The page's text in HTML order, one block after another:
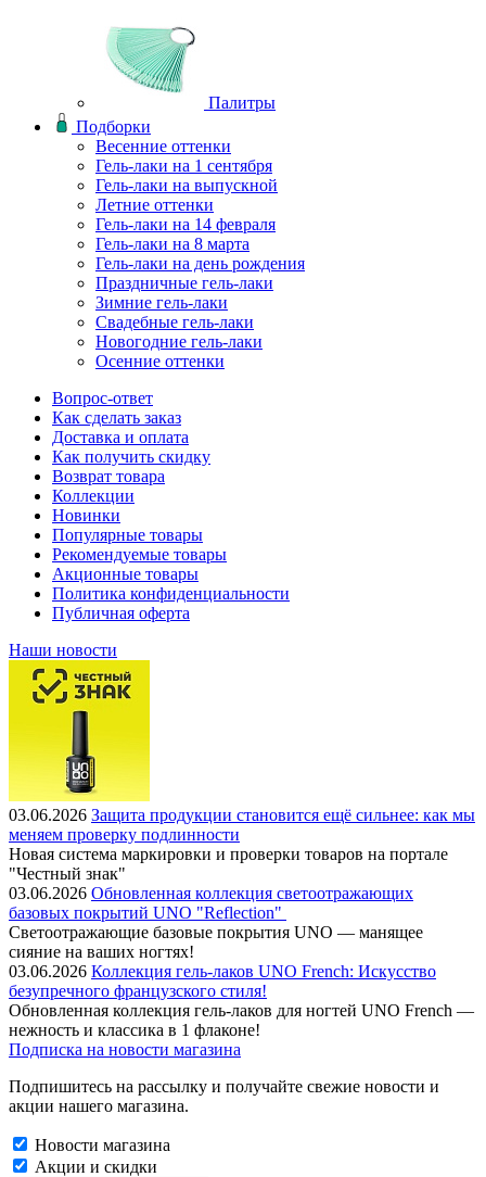
Палитры
Подборки
Весенние оттенки
Гель-лаки на 1 сентября
Гель-лаки на выпускной
Летние оттенки
Гель-лаки на 14 февраля
Гель-лаки на 8 марта
Гель-лаки на день рождения
Праздничные гель-лаки
Зимние гель-лаки
Свадебные гель-лаки
Новогодние гель-лаки
Осенние оттенки
Вопрос-ответ
Как сделать заказ
Доставка и оплата
Как получить скидку
Возврат товара
Коллекции
Новинки
Популярные товары
Рекомендуемые товары
Акционные товары
Политика конфиденциальности
Публичная оферта
Наши новости
03.06.2026 Защита продукции становится ещё сильнее: как мы
меняем проверку подлинности
Новая система маркировки и проверки товаров на портале
"Честный знак"
03.06.2026 Обновленная коллекция светоотражающих
базовых покрытий UNO "Reflection"
Cветоотражающие базовые покрытия UNO — манящее
сияние на ваших ногтях!
03.06.2026 Коллекция гель-лаков UNO French: Искусство
безупречного французского стиля!
Обновленная коллекция гель-лаков для ногтей UNO French —
нежность и классика в 1 флаконе!
Подписка на новости магазина
Подпишитесь на рассылку и получайте свежие новости и
акции нашего магазина.
Новости магазина
Акции и скидки